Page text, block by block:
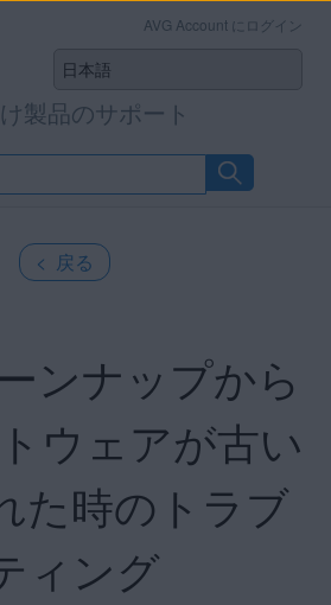
製品のサポート
AVG Account にログイン
< 戻る
ンナップから
ウェアが古い
た時のトラブ
ィング